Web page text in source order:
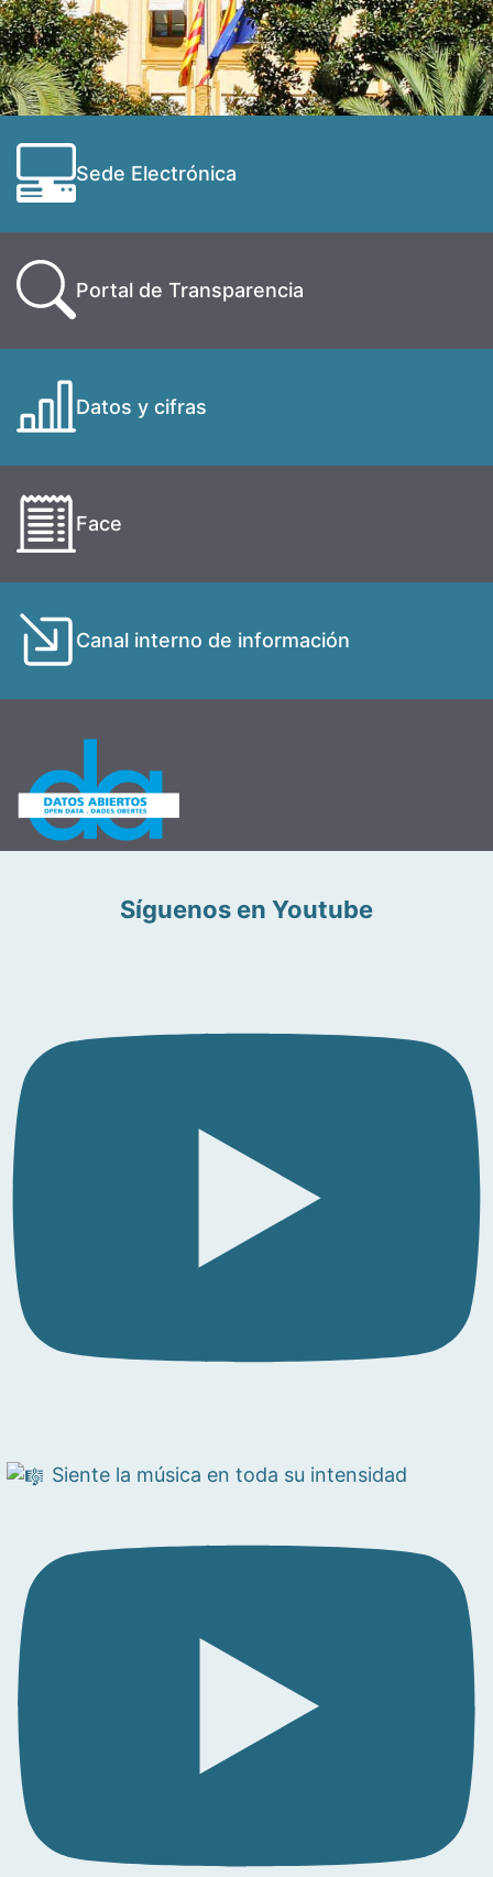
Sede Electrónica
Portal de Transparencia
Datos y cifras
Face
Canal interno de información
Síguenos en Youtube
Siente la música en toda su intensidad